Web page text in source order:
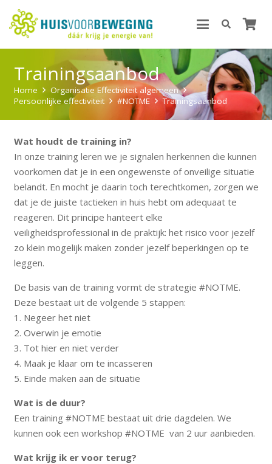
Trainingsaanbod
Home
Organisatie Effectiviteit algemeen
Persoonlijke effectiviteit
#NOTME Trainingsaanbod
Wat houdt de training in?
In onze training leren we je signalen herkennen die kunnen
voorkomen dat je in een ongewenste of onveilige situatie
belandt. En mocht je daarin toch terechtkomen, zorgen we
dat je de juiste tactieken in huis hebt om adequaat te
reageren. Dit principe hanteert elke
veiligheidsprofessional in de praktijk: het risico voor jezelf
zo klein mogelijk maken zonder jezelf beperkingen op te
leggen.
De basis van de training vormt de strategie #NOTME.
Deze bestaat uit de volgende 5 stappen:
1. Negeer het niet
2. Overwin je emotie
3. Tot hier en niet verder
4. Maak je klaar om te incasseren
5. Einde maken aan de situatie
Wat is de duur?
Een training #NOTME bestaat uit drie dagdelen. We
kunnen ook een workshop #NOTME van 2 uur aanbieden.
Wat krijg ik er voor terug?